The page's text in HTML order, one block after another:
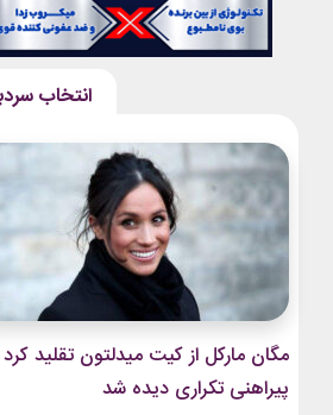
مگان مارکل از کیت میدلتون تقلید کرد
پیراهنی تکراری دیده شد